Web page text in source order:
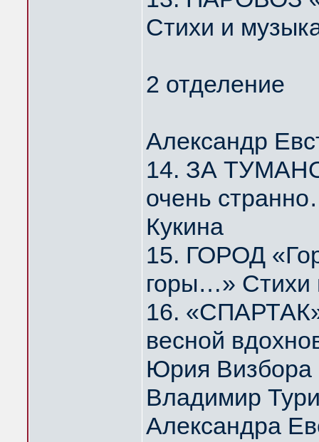
Стихи и
2 отделение
Александр
14. ЗА
очень
Кукина
15. ГОРОД
горы…» Стихи
16.
весной
Юрия Визбора
Владимир
Александра